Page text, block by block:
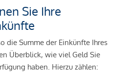
Sie Ihre
die Summe der Einkünfte Ihres
Überblick, wie viel Geld Sie
haben. Hierzu zählen: